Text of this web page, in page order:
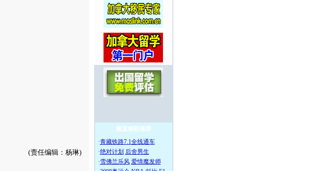
(责任编辑：杨琳)
频道精彩推荐
·青藏铁路7.1全线通车
·绝对计划 后舍男生
·雪佛兰乐风 爱情魔发师